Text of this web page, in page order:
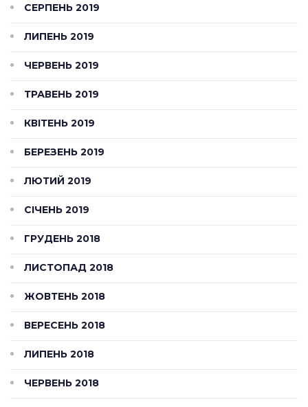
СЕРПЕНЬ 2019
ЛИПЕНЬ 2019
ЧЕРВЕНЬ 2019
ТРАВЕНЬ 2019
КВІТЕНЬ 2019
БЕРЕЗЕНЬ 2019
ЛЮТИЙ 2019
СІЧЕНЬ 2019
ГРУДЕНЬ 2018
ЛИСТОПАД 2018
ЖОВТЕНЬ 2018
ВЕРЕСЕНЬ 2018
ЛИПЕНЬ 2018
ЧЕРВЕНЬ 2018